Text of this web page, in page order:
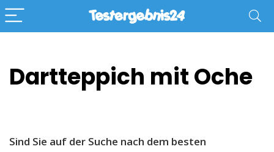
Dartteppich mit Oche
Sind Sie auf der Suche nach dem besten